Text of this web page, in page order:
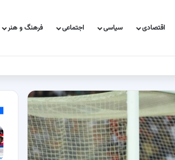
اقتصادی سیاسی اجتماعی فرهنگ و هنر